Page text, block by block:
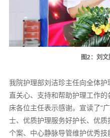
图2：刘
我院护理部刘洁珍主任向全体
直关心、支持和帮助护理工作
床各位主任表示感谢。宣读了“
士、优质护理服务好护长、优
个案、中心静脉导管维护优秀